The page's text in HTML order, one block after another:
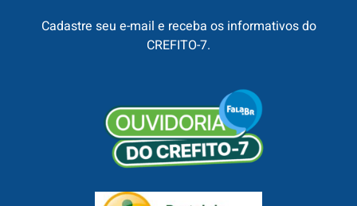
Cadastre seu e-mail e receba os informativos do
CREFITO-7.